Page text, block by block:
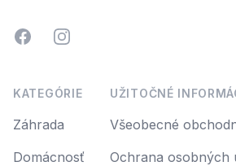
FacebookInstagram
KATEGÓRIE
Záhrada
Domácnosť
UŽITOČNÉ
Všeobecné
Ochrana osobných